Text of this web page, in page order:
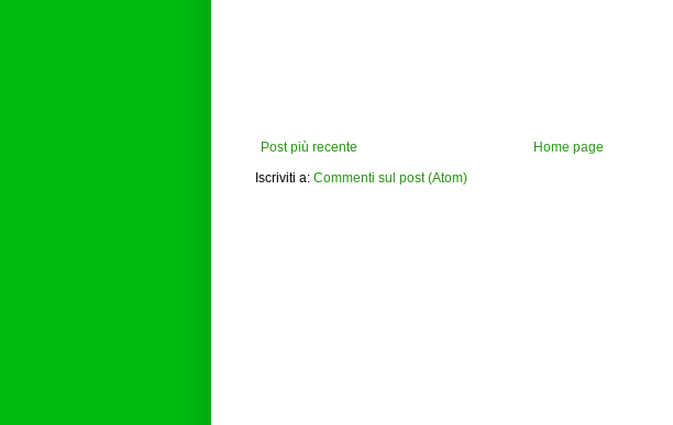
Post più recente
Home page
Iscriviti a: Commenti sul post (Atom)